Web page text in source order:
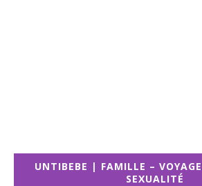
UNTIBEBE | FAMILLE –
SEXUALITÉ